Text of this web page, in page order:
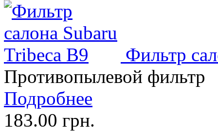
Фильтр
Противопылевой фильтр
Подробнее
183.00 грн.